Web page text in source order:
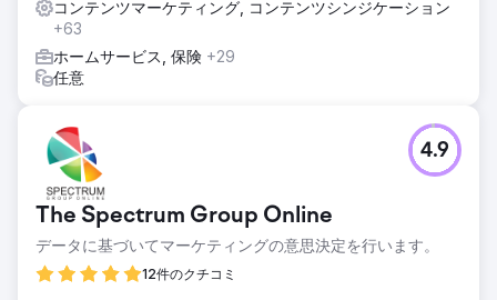
枠および/またはブランドの言及 - 645 件のバックリンクを
獲得 (平均 DR 74) クライアントは、Forbes、Nasdaq を含
む数百の出版物で紹介されました、Business Insider、
Mashableなど。
コンテンツマーケティング, コンテンツシンジケーション
+63
ホームサービス, 保険 +29
任意
The Spectrum Group Online
データに基づいてマーケティングの意思決定を行います。
12件のクチコミ
4.9